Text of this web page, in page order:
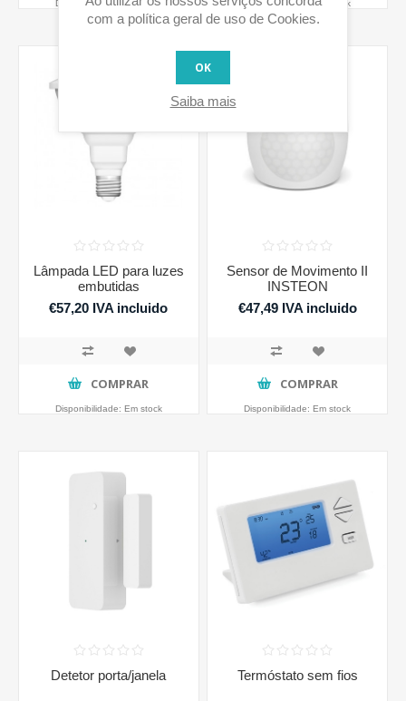
Disponibilidade: Em stock Disponibilidade: Em stock
Lâmpada LED para luzes
embutidas
€57,20 IVA incluido
COMPRAR
Disponibilidade: Em stock
Sensor de Movimento II
INSTEON
€47,49 IVA incluido
COMPRAR
Disponibilidade: Em stock
Detetor porta/janela Termóstato sem fios
com a política geral de uso de Cookies.
OK
Saiba mais